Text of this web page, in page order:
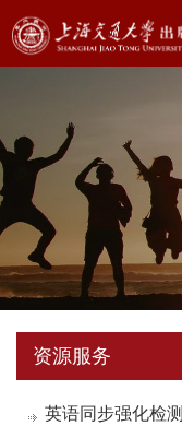
资源服务
英语同步强化检测